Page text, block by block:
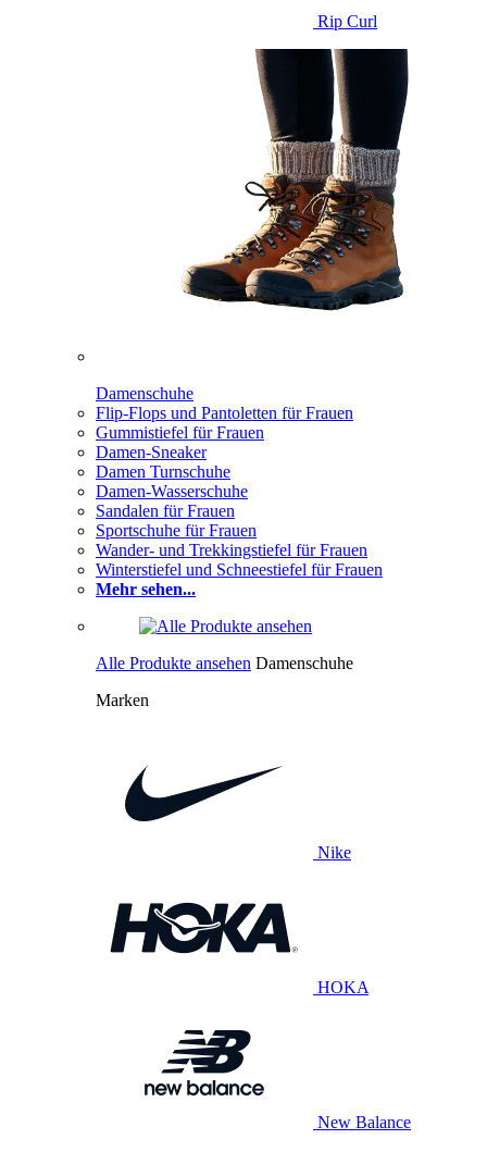
Rip Curl
Damenschuhe
Flip-Flops und Pantoletten für Frauen
Gummistiefel für Frauen
Damen-Sneaker
Damen Turnschuhe
Damen-Wasserschuhe
Sandalen für Frauen
Sportschuhe für Frauen
Wander- und Trekkingstiefel für Frauen
Winterstiefel und Schneestiefel für Frauen
Mehr sehen...
Alle Produkte ansehen Damenschuhe
Marken
Nike
HOKA
New Balance